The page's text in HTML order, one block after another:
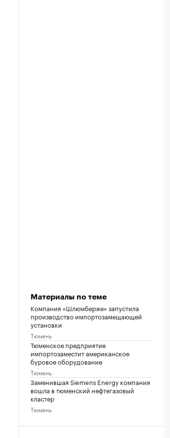
Материалы по теме
Компания «Шлюмберже» запустила
производство импортозамещающей
установки
Тюмень
Тюменское предприятие
импортозаместит американское
буровое оборудование
Тюмень
Заменившая Siemens Energy компания
вошла в тюменский нефтегазовый
кластер
Тюмень